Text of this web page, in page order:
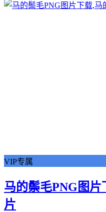
VIP专属
马的鬃毛PNG图片
片